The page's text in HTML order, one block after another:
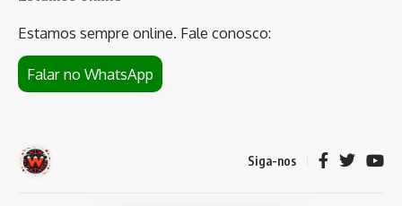
Estamos sempre online. Fale conosco:
Falar no WhatsApp
Siga-nos